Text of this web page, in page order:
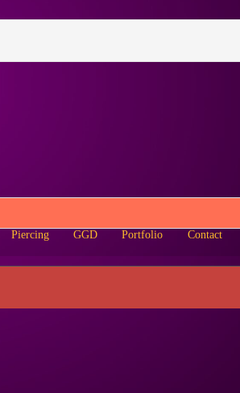
Piercing GGD Portfolio Contact